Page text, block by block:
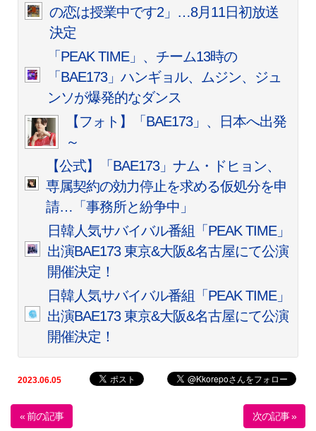
の恋は授業中です2」…8月11日初放送
決定
「PEAK TIME」、チーム13時の
「BAE173」ハンギョル、ムジン、ジュ
ンソが爆発的なダンス
【フォト】「BAE173」、日本へ出発
～
【公式】「BAE173」ナム・ドヒョン、
専属契約の効力停止を求める仮処分を申
請…「事務所と紛争中」
日韓人気サバイバル番組「PEAK TIME」
出演BAE173 東京&大阪&名古屋にて公演
開催決定！
日韓人気サバイバル番組「PEAK TIME」
出演BAE173 東京&大阪&名古屋にて公演
開催決定！
2023.06.05
« 前の記事 次の記事 »